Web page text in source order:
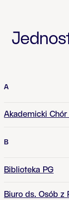
A
Akademicki Chór
B
Biblioteka PG
Biuro ds. Osób z